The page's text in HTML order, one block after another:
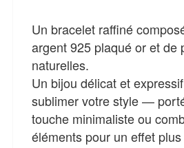
Un bracelet raffiné
argent 925 plaqué or et de
naturelles.
Un bijou délicat et
sublimer votre style —
touche minimaliste ou
éléments pour un effet